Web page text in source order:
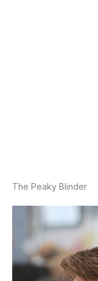
The Peaky Blinder